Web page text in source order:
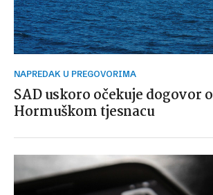
NAPREDAK U PREGOVORIMA
SAD uskoro očekuje dogovor o
Hormuškom tjesnacu